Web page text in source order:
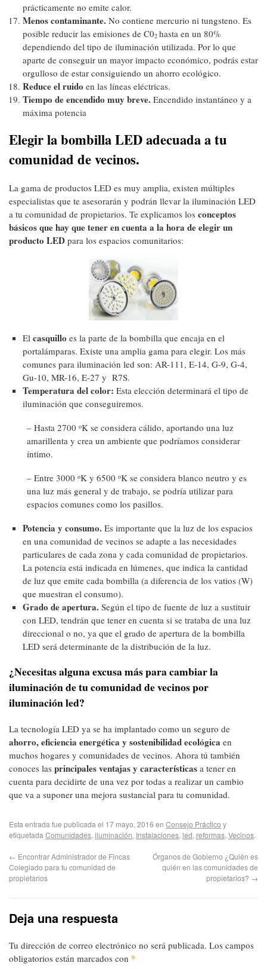
prácticamente no emite calor.
Menos contaminante. No contiene mercurio ni tungsteno. Es
posible reducir las emisiones de C02 hasta en un 80%
dependiendo del tipo de iluminación utilizada. Por lo que
aparte de conseguir un mayor impacto económico, podrás estar
orgulloso de estar consiguiendo un ahorro ecológico.
Reduce el ruido en las líneas eléctricas.
Tiempo de encendido muy breve. Encendido instantáneo y a
máxima potencia
Elegir la bombilla LED adecuada a tu
comunidad de vecinos.
La gama de productos LED es muy amplia, existen múltiples
especialistas que te asesorarán y podrán llevar la iluminación LED
a tu comunidad de propietarios. Te explicamos los conceptos
básicos que hay que tener en cuenta a la hora de elegir un
producto LED para los espacios comunitarios:
El casquillo es la parte de la bombilla que encaja en el
portalámparas. Existe una amplia gama para elegir. Los más
comunes para iluminación led son: AR-111, E-14, G-9, G-4,
Gu-10, MR-16, E-27 y R7S.
Temperatura del color: Esta elección determinará el tipo de
iluminación que conseguiremos.
– Hasta 2700 oK se considera cálido, aportando una luz
amarillenta y crea un ambiente que podríamos considerar
íntimo.
– Entre 3000 oK y 6500 oK se considera blanco neutro y es
una luz más general y de trabajo, se podría utilizar para
espacios comunes como los pasillos.
Potencia y consumo. Es importante que la luz de los espacios
en una comunidad de vecinos se adapte a las necesidades
particulares de cada zona y cada comunidad de propietarios.
La potencia está indicada en lúmenes, que indica la cantidad
de luz que emite cada bombilla (a diferencia de los vatios (W)
que muestran el consumo).
Grado de apertura. Según el tipo de fuente de luz a sustituir
con LED, tendrán que tener en cuenta si se trataba de una luz
direccional o no, ya que el grado de apertura de la bombilla
LED será determinante de la distribución de la luz.
¿Necesitas alguna excusa más para cambiar la
iluminación de tu comunidad de vecinos por
iluminación led?
La tecnología LED ya se ha implantado como un seguro de
ahorro, eficiencia energética y sostenibilidad ecológica en
muchos hogares y comunidades de vecinos. Ahora tú también
conoces las principales ventajas y características a tener en
cuenta para decidirte de una vez por todas a realizar un cambio
que va a suponer una mejora sustancial para tu comunidad.
Esta entrada fue publicada el 17 mayo, 2016 en Consejo Práctico y
etiquetada Comunidades, iluminación, Instalaciones, led, reformas, Vecinos.
← Encontrar Administrador de Fincas
Colegiado para tu comunidad de
propietarios
Órganos de Gobierno ¿Quién es
quién en las comunidades de
propietarios? →
Deja una respuesta
Tu dirección de correo electrónico no será publicada. Los campos
obligatorios están marcados con *